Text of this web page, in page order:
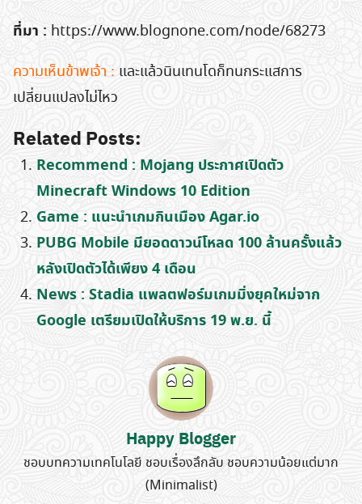
ที่มา : https://www.blognone.com/node/68273
ความเห็นข้าพเจ้า : และแล้วนินเทนโดก็ทนกระแสการ
เปลี่ยนแปลงไม่ไหว
Related Posts:
Recommend : Mojang ประกาศเปิดตัว
Minecraft Windows 10 Edition
Game : แนะนำเกมกินเมือง Agar.io
PUBG Mobile มียอดดาวน์โหลด 100 ล้านครั้งแล้ว
หลังเปิดตัวได้เพียง 4 เดือน
News : Stadia แพลตฟอร์มเกมมิ่งยุคใหม่จาก
Google เตรียมเปิดให้บริการ 19 พ.ย. นี้
Happy Blogger
ชอบบทความเทคโนโลยี ชอบเรื่องลึกลับ ชอบความน้อยแต่มาก
(Minimalist)